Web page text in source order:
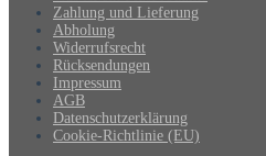
Zahlung und Lieferung
Abholung
Widerrufsrecht
Rücksendungen
Impressum
AGB
Datenschutzerklärung
Cookie-Richtlinie (EU)